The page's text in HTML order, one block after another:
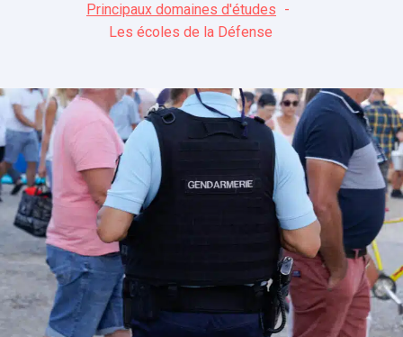
Principaux domaines d'études
Les écoles de la Défense